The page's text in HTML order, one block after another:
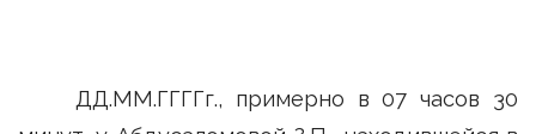
ДД.ММ.ГГГГг., примерно в 07 часов 30